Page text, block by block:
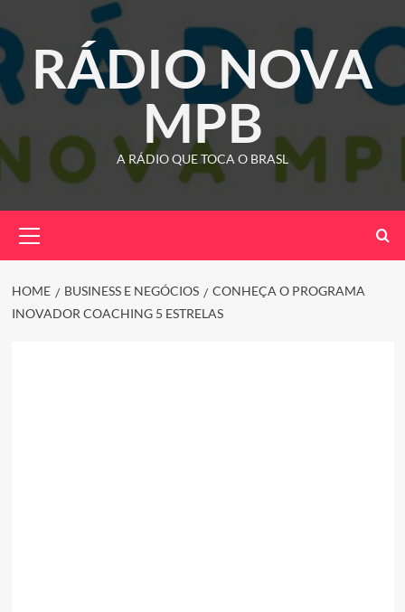
to
contentRÁDIO NOVA
MPB
A RÁDIO QUE TOCA O BRASL
Menu
HOME BUSINESS E NEGÓCIOS
CONHEÇA O PROGRAMA
INOVADOR COACHING 5 ESTRELAS